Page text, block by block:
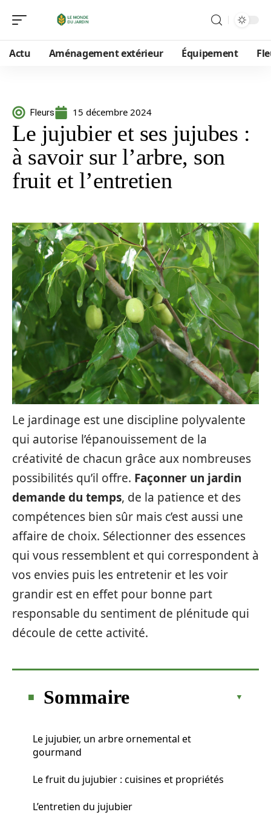
Actu Aménagement extérieur Équipement
Fleurs 15 décembre 2024
Le jujubier et ses jujubes :
à savoir sur l’arbre, son
fruit et l’entretien
Le jardinage est une discipline polyvalente
qui autorise l’épanouissement de la
créativité de chacun grâce aux nombreuses
possibilités qu’il offre. Façonner un jardin
demande du temps, de la patience et des
compétences bien sûr mais c’est aussi une
affaire de choix. Sélectionner des essences
qui vous ressemblent et qui correspondent à
vos envies puis les entretenir et les voir
grandir est en effet pour bonne part
responsable du sentiment de plénitude qui
découle de cette activité.
Sommaire
Le jujubier, un arbre ornemental et
gourmand
Le fruit du jujubier : cuisines et propriétés
L’entretien du jujubier